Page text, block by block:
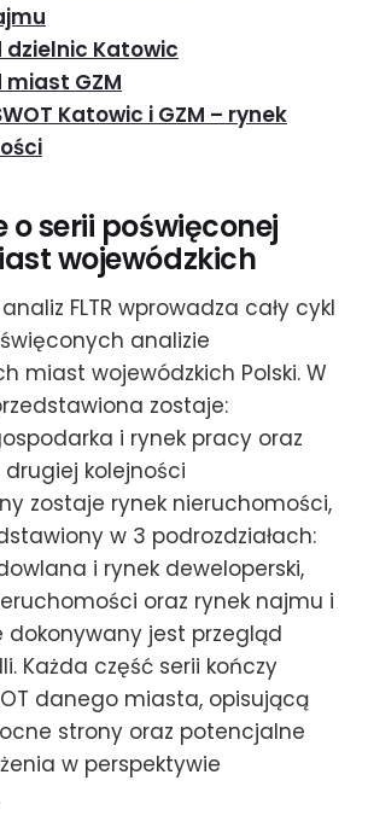
dzielnic Katowic
miast GZM
Katowic i GZM – rynek
serii poświęconej
wojewódzkich
FLTR wprowadza cały cykl
analizie
miast wojewódzkich Polski. W
zostaje:
i rynek pracy oraz
drugiej kolejności
zostaje rynek nieruchomości,
w 3 podrozdziałach:
i rynek deweloperski,
oraz rynek najmu i
dokonywany jest przegląd
Każda część serii kończy
danego miasta, opisującą
strony oraz potencjalne
w perspektywie